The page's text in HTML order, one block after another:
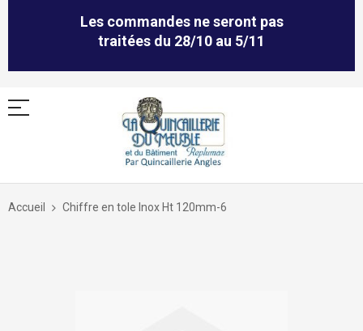
Les commandes ne seront pas
traitées du 28/10 au 5/11
Allez
contenu
Accueil Chiffre en tole Inox Ht 120mm-6